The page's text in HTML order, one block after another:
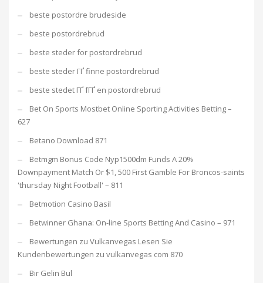
beste postordre brudeside
beste postordrebrud
beste steder for postordrebrud
beste steder ГҐ finne postordrebrud
beste stedet ГҐ fГҐ en postordrebrud
Bet On Sports Mostbet Online Sporting Activities Betting –
627
Betano Download 871
Betmgm Bonus Code Nyp1500dm Funds A 20%
Downpayment Match Or $1, 500 First Gamble For Broncos-saints
'thursday Night Football' – 811
Betmotion Casino Basil
Betwinner Ghana: On-line Sports Betting And Casino – 971
Bewertungen zu Vulkanvegas Lesen Sie
Kundenbewertungen zu vulkanvegas com 870
Bir Gelin Bul